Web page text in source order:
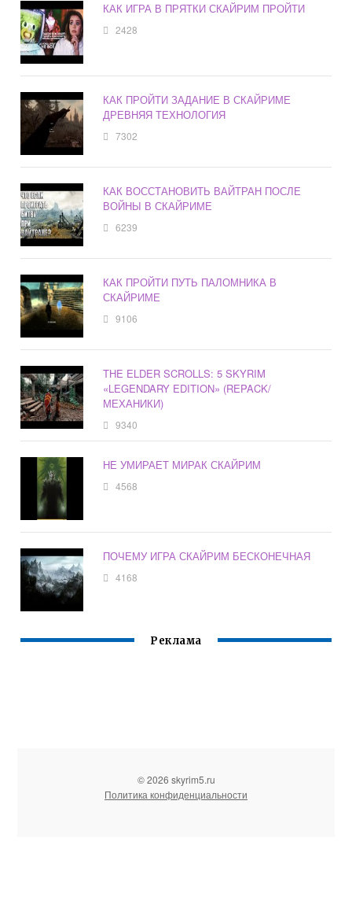
КАК ИГРА В ПРЯТКИ СКАЙРИМ ПРОЙТИ
2428
КАК ПРОЙТИ ЗАДАНИЕ В СКАЙРИМЕ
ДРЕВНЯЯ ТЕХНОЛОГИЯ
7302
КАК ВОССТАНОВИТЬ ВАЙТРАН ПОСЛЕ
ВОЙНЫ В СКАЙРИМЕ
6239
КАК ПРОЙТИ ПУТЬ ПАЛОМНИКА В
СКАЙРИМЕ
9106
THE ELDER SCROLLS: 5 SKYRIM
«LEGENDARY EDITION» (REPACK/
МЕХАНИКИ)
9340
НЕ УМИРАЕТ МИРАК СКАЙРИМ
4568
ПОЧЕМУ ИГРА СКАЙРИМ БЕСКОНЕЧНАЯ
4168
Реклама
© 2026 skyrim5.ru
Политика конфиденциальности